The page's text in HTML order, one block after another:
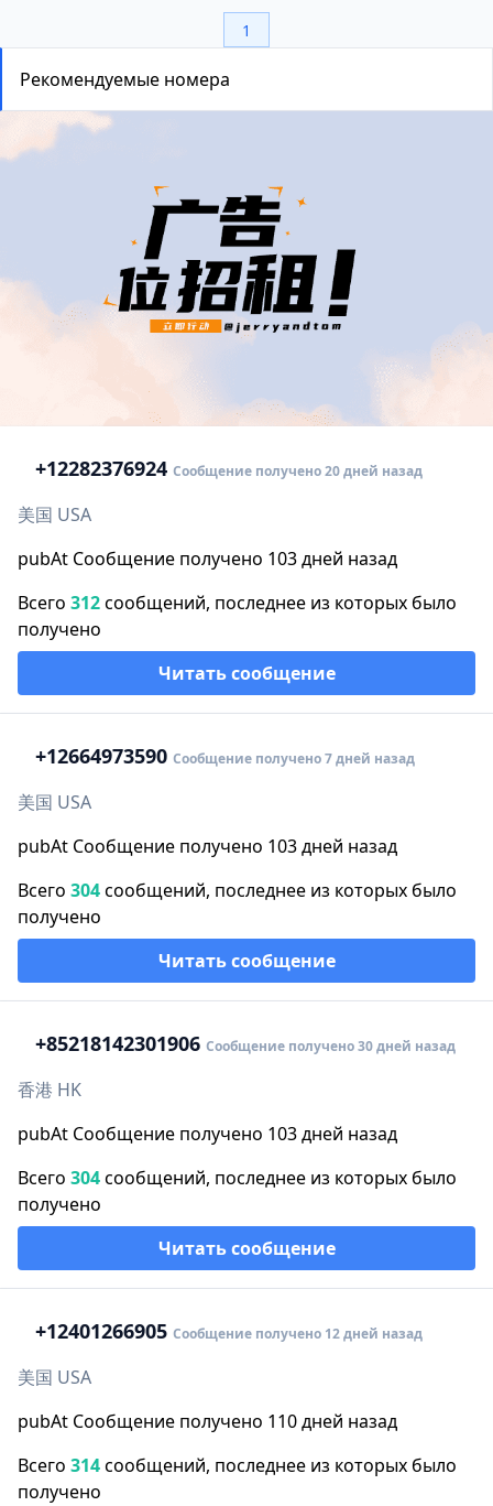
1
Рекомендуемые номера
+12282376924 Сообщение получено 20 дней назад
美国 USA
pubAt Сообщение получено 103 дней назад
Всего 312сообщений, последнее из которых было
получено
Читать сообщение
+12664973590 Сообщение получено 7 дней назад
美国 USA
pubAt Сообщение получено 103 дней назад
Всего 304сообщений, последнее из которых было
получено
Читать сообщение
+85218142301906 Сообщение получено 30 дней назад
香港 HK
pubAt Сообщение получено 103 дней назад
Всего 304сообщений, последнее из которых было
получено
Читать сообщение
+12401266905 Сообщение получено 12 дней назад
美国 USA
pubAt Сообщение получено 110 дней назад
Всего 314сообщений, последнее из которых было
получено